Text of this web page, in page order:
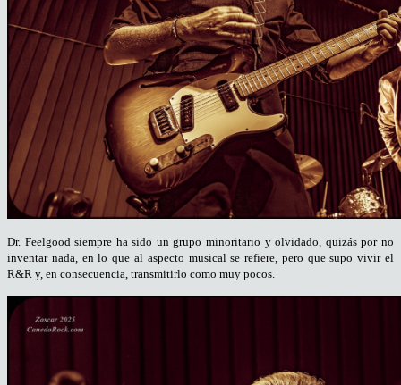
Dr. Feelgood siempre ha sido un grupo minoritario y olvidado, quizás por no
inventar nada, en lo que al aspecto musical se refiere, pero que supo vivir el
R&R y, en consecuencia, transmitirlo como muy pocos.